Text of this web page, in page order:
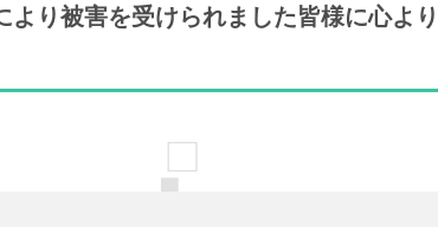
り被害を受けられました皆様に心よ